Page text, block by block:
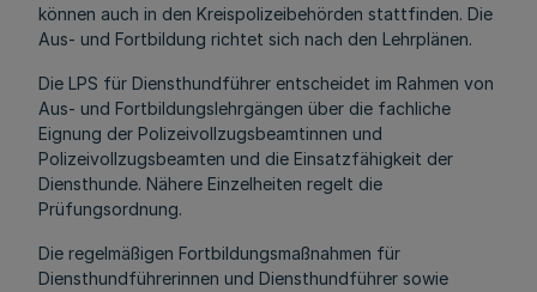
können auch in den Kreispolizeibehörden stattfinden. Die
Aus- und Fortbildung richtet sich nach den Lehrplänen.
Die LPS für Diensthundführer entscheidet im Rahmen von
Aus- und Fortbildungslehrgängen über die fachliche
Eignung der Polizeivollzugsbeamtinnen und
Polizeivollzugsbeamten und die Einsatzfähigkeit der
Diensthunde. Nähere Einzelheiten regelt die
Prüfungsordnung.
Die regelmäßigen Fortbildungsmaßnahmen für
Diensthundführerinnen und Diensthundführer sowie